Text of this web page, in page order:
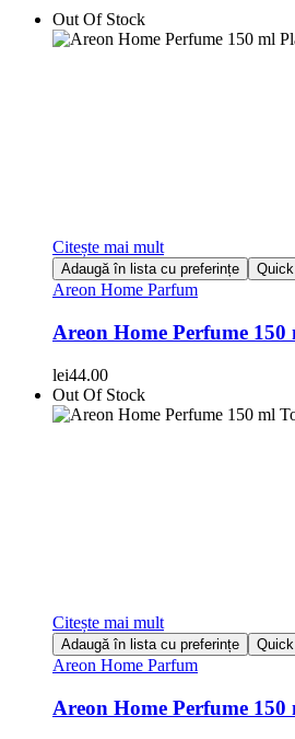
Out Of Stock
Citește mai mult
Adaugă în lista cu preferințe
Areon Home Parfum
Areon Home Perfume
lei44.00
Out Of Stock
Citește mai mult
Adaugă în lista cu preferințe
Areon Home Parfum
Areon Home Perfume 150